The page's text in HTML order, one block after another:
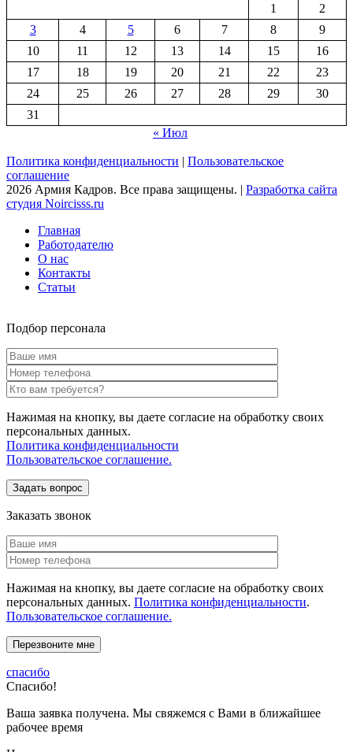
1
2
3
4 5 6 7 8
9
10
11 12 13 14 15
16
17
18 19 20 21 22
23
24
25 26 27 28 29
30
31
« Июл
Политика конфиденциальности | Пользовательское
соглашение
2026 Армия Кадров. Все права защищены. | Разработка сайта
студия Noircisss.ru
Главная
Работодателю
О нас
Контакты
Статьи
Подбор персонала
Нажимая на кнопку, вы даете согласие на обработку своих
персональных данных.
Политика конфиденциальности
Пользовательское соглашение.
Заказать звонок
Нажимая на кнопку, вы даете согласие на обработку своих
персональных данных. Политика конфиденциальности.
Пользовательское соглашение.
спасибо
Спасибо!
Ваша заявка получена. Мы свяжемся с Вами в ближайшее
рабочее время